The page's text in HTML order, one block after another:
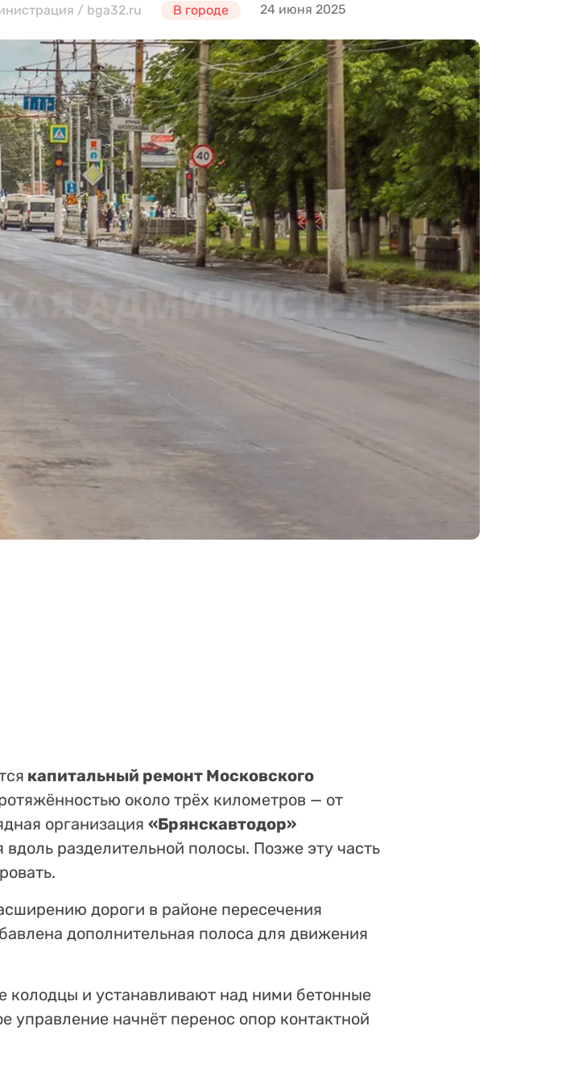
/ bga32.ru В городе 24 июня 2025
капитальный ремонт Московского
около трёх километров — от
организация «Брянскавтодор»
разделительной полосы. Позже эту часть
дороги в районе пересечения
дополнительная полоса для движения
колодцы и устанавливают над ними бетонные
начнёт перенос опор контактной